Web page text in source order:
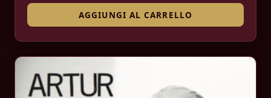
AGGIUNGI AL CARRELLO